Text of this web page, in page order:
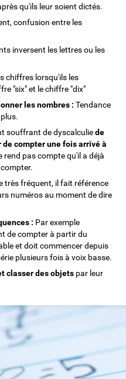
qu'ils leur soient dictés.
confusion entre les
inversent les lettres ou les
chiffres lorsqu'ils les
"six" et le chiffre "dix"
les nombres : Tendance
souffrant de dyscalculiede
compter une fois arrivé à
rend pas compte qu'il a déjà
très fréquent, il fait référence
numéros au moment de dire
: Par exemple
de compter à partir du
et doit commencer depuis
plusieurs fois à voix basse.
classer des objets par leur